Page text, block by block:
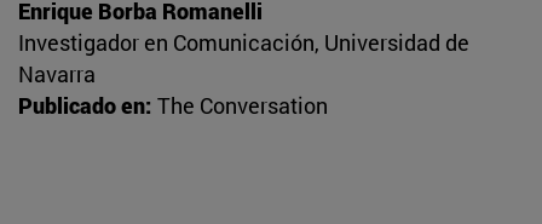
Enrique Borba Romanelli
Investigador en Comunicación, Universidad de
Navarra
Publicado en: The Conversation